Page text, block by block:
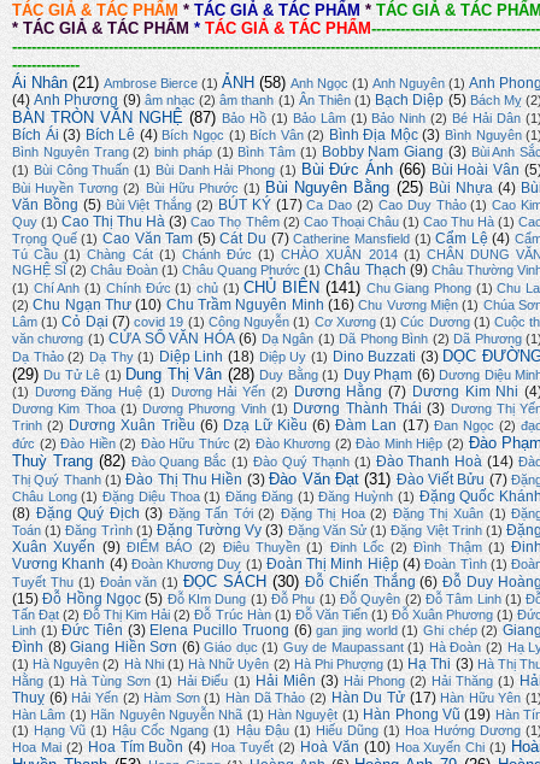
TÁC GIẢ & TÁC PHẨM * TÁC GIẢ & TÁC PHẨM * TÁC GIẢ & TÁC
* TÁC GIẢ & TÁC PHẨM *TÁC GIẢ & TÁC PHẨM-----------------------------------
--------------
Ái Nhân (21) Ambrose Bierce (1) ẢNH (58) Anh Ngọc (1) Anh Nguyên (1) Anh
(4) Anh Phương (9) âm nhạc (2) âm thanh (1) Ân Thiên (1) Bạch Diệp (5) Bách Mỵ
BÀN TRÒN VĂN NGHỆ (87) Bảo Hồ (1) Bảo Lâm (1) Bảo Ninh (2) Bé Hải Dân
Bích Ái (3) Bích Lê (4) Bích Ngọc (1) Bích Vân (2) Bình Địa Mộc (3) Bình Nguyên
Bình Nguyên Trang (2) binh pháp (1) Bình Tâm (1) Bobby Nam Giang (3) Bùi Anh
(1) Bùi Công Thuấn (1) Bùi Danh Hải Phong (1) Bùi Đức Ánh (66) Bùi Hoài Vân
Bùi Huyền Tương (2) Bùi Hữu Phước (1) Bùi Nguyên Bằng (25) Bùi Nhựa (4)
Văn Bồng (5) Bùi Việt Thắng (2) BÚT KÝ (17) Ca Dao (2) Cao Duy Thảo (1) Cao
Quy (1) Cao Thị Thu Hà (3) Cao Thọ Thêm (2) Cao Thoại Châu (1) Cao Thu Hà (1)
Trọng Quế (1) Cao Văn Tam (5) Cát Du (7) Catherine Mansfield (1) Cẩm Lệ (4)
Tú Cầu (1) Chàng Cát (1) Chánh Đức (1) CHÀO XUÂN 2014 (1) CHÂN DUNG
NGHỆ SĨ (2) Châu Đoàn (1) Châu Quang Phước (1) Châu Thạch (9) Châu Thường
(1) Chí Anh (1) Chính Đức (1) chủ (1) CHỦ BIÊN (141) Chu Giang Phong (1) Chu
(2) Chu Ngạn Thư (10) Chu Trầm Nguyên Minh (16) Chu Vương Miện (1) Chúa
Lâm (1) Cỏ Dại (7) covid 19 (1) Công Nguyễn (1) Cơ Xương (1) Cúc Dương (1) Cuộc
văn chương (1) CỬA SỔ VĂN HÓA (6) Dạ Ngân (1) Dã Phong Bình (2) Dã Phương
Dạ Thảo (2) Dạ Thy (1) Diệp Linh (18) Diệp Uy (1) Dino Buzzati (3) DỌC
(29) Du Tử Lê (1) Dung Thị Vân (28) Duy Bằng (1) Duy Phạm (6) Dương Diệu
(1)
Dương Đăng Huệ (1) Dương Hải Yến (2) Dương Hằng (7) Dương Kim Nhi
Dương Kim Thoa (1) Dương Phương Vinh (1) Dương Thành Thái (3) Dương Thị
Trinh (2) Dương Xuân Triều (6) Dzạ Lữ Kiều (6) Đàm Lan (17) Đan Ngọc (2)
đức (2) Đào Hiền (2) Đào Hữu Thức (2) Đào Khương (2) Đào Minh Hiệp (2) Đào
Thuỳ Trang (82) Đào Quang Bắc (1) Đào Quý Thạnh (1) Đào Thanh Hoà (14)
Thị Quý Thanh (1) Đào Thị Thu Hiền (3) Đào Văn Đạt (31) Đào Viết Bửu (7)
Châu Long (1) Đặng Diệu Thoa (1) Đăng Đăng (1) Đăng Huỳnh (1) Đặng Quốc
(8) Đặng Quý Địch (3) Đặng Tấn Tới (2) Đặng Thị Hoa (2) Đặng Thị Xuân (1)
Toán (1) Đăng Trình (1) Đặng Tường Vy (3) Đặng Văn Sử (1) Đặng Việt Trinh (1)
Xuân Xuyến (9) ĐIỂM BÁO (2) Điêu Thuyền (1) Đinh Lốc (2) Đình Thậm (1)
Vương Khanh (4) Đoàn Khương Duy (1) Đoàn Thị Minh Hiệp (4) Đoàn Tình (1)
Tuyết Thu (1) Đoản văn (1) ĐỌC SÁCH (30) Đỗ Chiến Thắng (6) Đỗ Duy
(15) Đỗ Hồng Ngọc (5) Đỗ KIm Dung (1) Đỗ Phu (1) Đỗ Quyên (2) Đỗ Tâm Linh (1)
Tấn Đạt (2) Đỗ Thị Kim Hải (2) Đỗ Trúc Hàn (1) Đỗ Văn Tiến (1) Đỗ Xuân Phương (1)
Linh (1) Đức Tiên (3) Elena Pucillo Truong (6) gan jing world (1) Ghi chép (2)
Đình (8) Giang Hiền Sơn (6) Giáo dục (1) Guy de Maupassant (1) Hà Đoàn (2) Hạ
(1) Hà Nguyên (2) Hà Nhi (1) Hà Nhữ Uyên (2) Hà Phi Phượng (1) Hạ Thi (3) Hà Thị
Hằng (1) Hà Tùng Sơn (1) Hải Điểu (1) Hải Miên (3) Hải Phong (2) Hải Thăng (1)
Thuỵ (6) Hải Yến (2) Hàm Sơn (1) Hàn Dã Thảo (2) Hàn Du Tử (17) Hàn Hữu Yên
Hàn Lâm (1) Hãn Nguyên Nguyễn Nhã (1) Hàn Nguyệt (1) Hàn Phong Vũ (19) Hàn
(1) Hạng Vũ (1) Hậu Cốc Ngang (1) Hậu Đậu (1) Hiếu Dũng (1) Hoa Hướng Dương
Hoa Mai (2) Hoa Tím Buồn (4) Hoa Tuyết (2) Hoà Văn (10) Hoa Xuyến Chi (1)